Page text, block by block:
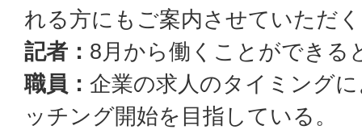
れる方にもご案内させていただ
記者： 8月から働くことができる
職員： 企業の求人のタイミング
ッチング開始を目指している。